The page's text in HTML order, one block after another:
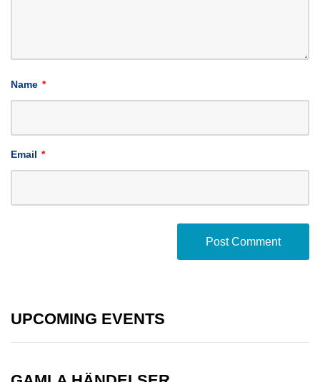
Name *
Email *
UPCOMING EVENTS